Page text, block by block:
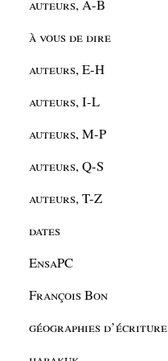
auteurs, A-B
à vous de dire
auteurs, E-H
auteurs, I-L
auteurs, M-P
auteurs, Q-S
auteurs, T-Z
dates
EnsaPC
François Bon
géographies d’écriture